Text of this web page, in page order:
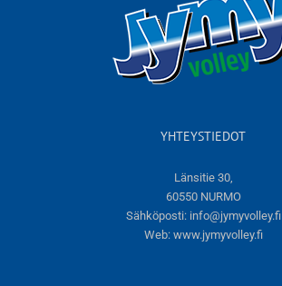
YHTEYSTIEDOT
Länsitie 30,
60550 NURMO
Sähköposti: info@jymyvolley.fi
Web: www.jymyvolley.fi